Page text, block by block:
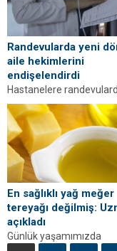
Randevularda yeni
aile hekimlerini
endişelendirdi
Hastanelere
dönem başladı.
aile hekimlerine
uygulamasını aile
eleştirdi. Birlik ve...
En sağlıklı yağ meğer
tereyağı değilmiş:
açıkladı
Günlük yaşamımızda